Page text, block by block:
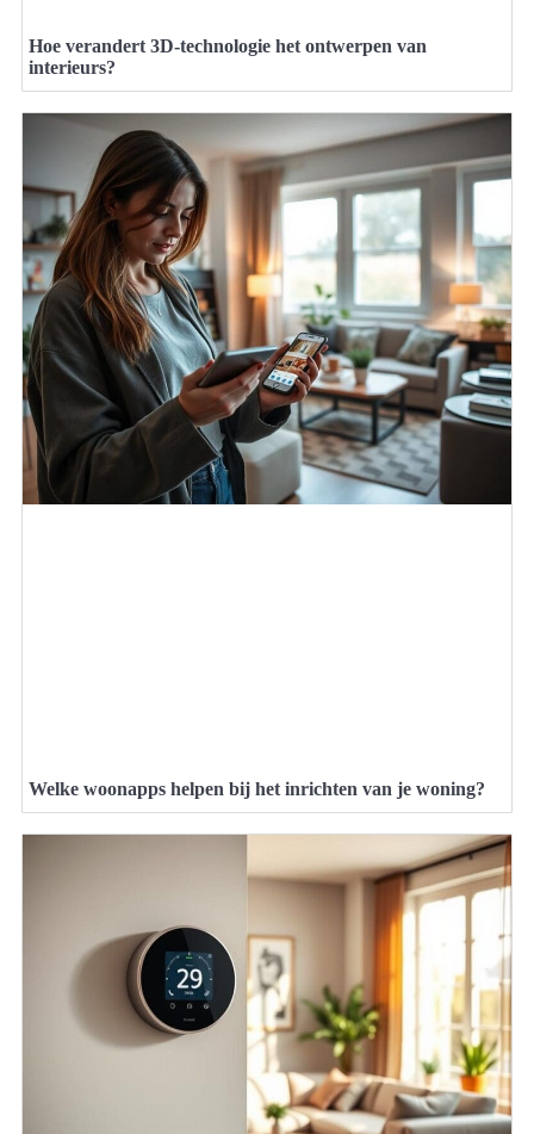
Hoe verandert 3D-technologie het ontwerpen van
interieurs?
Welke woonapps helpen bij het inrichten van je woning?